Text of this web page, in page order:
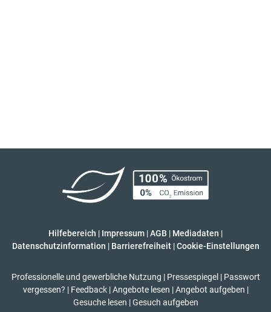
Hilfebereich | Impressum |AGB | Mediadaten |
Datenschutzinformation | Barrierefreiheit | Cookie-Einstellungen
Professionelle und gewerbliche Nutzung | Pressespiegel | Passwort
vergessen? | Feedback | Angebote lesen | Angebot aufgeben |
Gesuche lesen | Gesuch aufgeben